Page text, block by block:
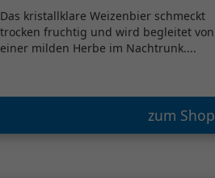
Das kristallklare Weizenbier schmeckt
trocken fruchtig und wird begleitet von
einer milden Herbe im Nachtrunk....
zum Shop